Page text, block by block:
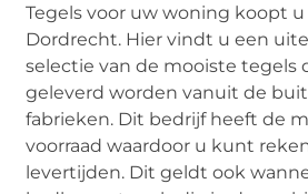
Tegels voor uw woning koopt u
Dordrecht. Hier vindt u een
selectie van de mooiste tegels
geleverd worden vanuit de
fabrieken. Dit bedrijf heeft de
voorraad waardoor u kunt
levertijden. Dit geldt ook